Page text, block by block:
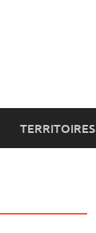
TERRITOIRES